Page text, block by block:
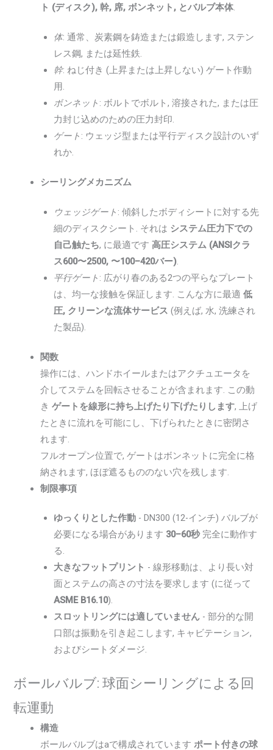
ト (ディスク), 幹, 席, ボンネット, とバルブ本体.
体: 通常、炭素鋼を鋳造または鍛造します, ステン
レス鋼, または延性鉄.
幹: ねじ付き (上昇または上昇しない) ゲート作動
用.
ボンネット : ボルトでボルト, 溶接された, または圧
力封じ込めのための圧力封印.
ゲート : ウェッジ型または平行ディスク設計のいず
れか.
シーリングメカニズム
ウェッジゲート : 傾斜したボディシートに対する先
細のディスクシート. それは システム圧力下での
自己触たち, に最適です高圧システム (ANSIクラ
ス600〜2500, 〜100–420バー).
平行ゲート : 広がり春のある2つの平らなプレート
は、均一な接触を保証します. こんな方に最適低
圧, クリーンな流体サービス (例えば, 水, 洗練され
た製品).
関数
操作には、ハンドホイールまたはアクチュエータを
介してステムを回転させることが含まれます. この動
きゲートを線形に持ち上げたり下げたりします, 上げ
たときに流れを可能にし、下げられたときに密閉さ
れます.
フルオープン位置で, ゲートはボンネットに完全に格
納されます, ほぼ遮るもののない穴を残します.
制限事項
ゆっくりとした作動 - DN300 (12-インチ) バルブが
必要になる場合があります 30–60秒完全に動作す
る.
大きなフットプリント - 線形移動は、より長い対
面とステムの高さの寸法を要求します (に従って
ASME B16.10).
スロットリングには適していません - 部分的な開
口部は振動を引き起こします, キャビテーション,
およびシートダメージ.
ボールバルブ: 球面シーリングによる回
転運動
構造
ボールバルブはaで構成されていますポート付きの球